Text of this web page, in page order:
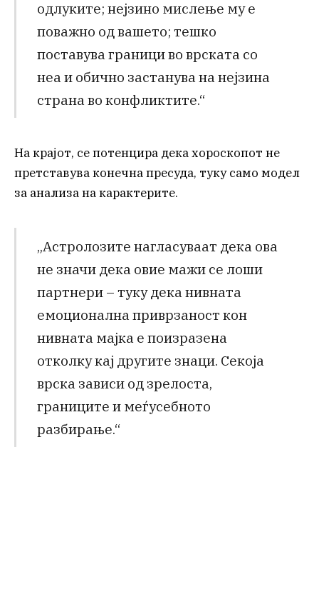
одлуките; нејзино мислење му е
поважно од вашето; тешко
поставува граници во врската со
неа и обично застанува на нејзина
страна во конфликтите.“
На крајот, се потенцира дека хороскопот не
претставува конечна пресуда, туку само модел
за анализа на карактерите.
„Астролозите нагласуваат дека ова
не значи дека овие мажи се лоши
партнери – туку дека нивната
емоционална приврзаност кон
нивната мајка е поизразена
отколку кај другите знаци. Секоја
врска зависи од зрелоста,
границите и меѓусебното
разбирање.“